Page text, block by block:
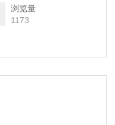
业中。
浏览量
1173